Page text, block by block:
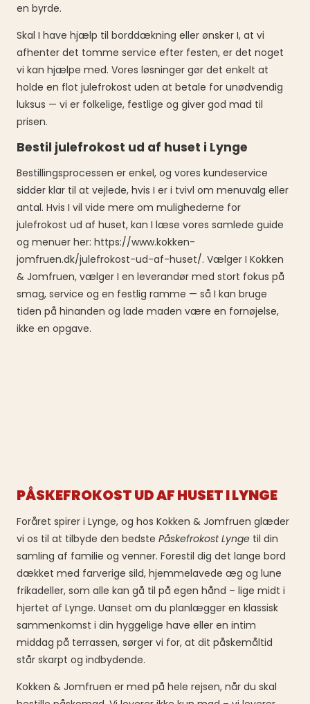
en byrde.
Skal I have hjælp til borddækning eller ønsker I, at vi
afhenter det tomme service efter festen, er det noget
vi kan hjælpe med. Vores løsninger gør det enkelt at
holde en flot julefrokost uden at betale for unødvendig
luksus — vi er folkelige, festlige og giver god mad til
prisen.
Bestil julefrokost ud af huset i Lynge
Bestillingsprocessen er enkel, og vores kundeservice
sidder klar til at vejlede, hvis I er i tvivl om menuvalg eller
antal. Hvis I vil vide mere om mulighederne for
julefrokost ud af huset, kan I læse vores samlede guide
og menuer her: https://www.kokken-
jomfruen.dk/julefrokost-ud-af-huset/. Vælger I Kokken
& Jomfruen, vælger I en leverandør med stort fokus på
smag, service og en festlig ramme — så I kan bruge
tiden på hinanden og lade maden være en fornøjelse,
ikke en opgave.
PÅSKEFROKOST UD AF HUSET I LYNGE
Foråret spirer i Lynge, og hos Kokken & Jomfruen glæder
vi os til at tilbyde den bedste Påskefrokost Lynge til din
samling af familie og venner. Forestil dig det lange bord
dækket med farverige sild, hjemmelavede æg og lune
frikadeller, som alle kan gå til på egen hånd – lige midt i
hjertet af Lynge. Uanset om du planlægger en klassisk
sammenkomst i din hyggelige have eller en intim
middag på terrassen, sørger vi for, at dit påskemåltid
står skarpt og indbydende.
Kokken & Jomfruen er med på hele rejsen, når du skal